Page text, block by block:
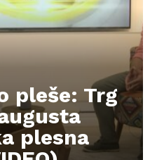
pleše: Trg
plesna